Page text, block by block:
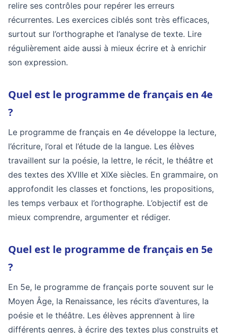
relire ses contrôles pour repérer les erreurs
récurrentes. Les exercices ciblés sont très efficaces,
surtout sur l’orthographe et l’analyse de texte. Lire
régulièrement aide aussi à mieux écrire et à enrichir
son expression.
Quel est le programme de français en 4e
?
Le programme de français en 4e développe la lecture,
l’écriture, l’oral et l’étude de la langue. Les élèves
travaillent sur la poésie, la lettre, le récit, le théâtre et
des textes des XVIIIe et XIXe siècles. En grammaire, on
approfondit les classes et fonctions, les propositions,
les temps verbaux et l’orthographe. L’objectif est de
mieux comprendre, argumenter et rédiger.
Quel est le programme de français en 5e
?
En 5e, le programme de français porte souvent sur le
Moyen Âge, la Renaissance, les récits d’aventures, la
poésie et le théâtre. Les élèves apprennent à lire
différents genres, à écrire des textes plus construits et